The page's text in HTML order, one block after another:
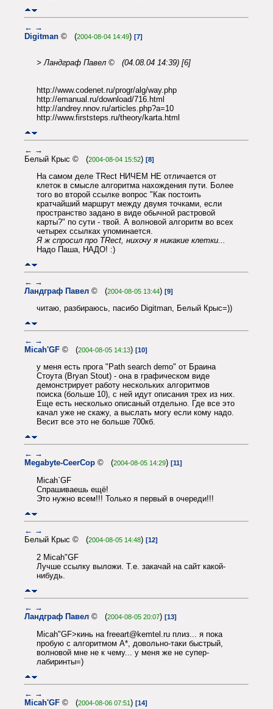
← →
Digitman © (2004-08-04 14:49) [7]
> Ландграф Павел © (04.08.04 14:39) [6]
http://www.codenet.ru/progr/alg/way.php
http://emanual.ru/download/716.html
http://andrey.nnov.ru/articles.php?a=10
http://www.firststeps.ru/theory/karta.html
← →
Белый Крыс © (2004-08-04 15:52) [8]
На самом деле TRect НИЧЕМ НЕ отличается от
клеток в смысле алгоритма нахождения пути. Более
того во второй ссылке вопрос "Как постоить
кратчайший маршрут между двумя точками, если
пространство задано в виде обычной растровой
карты?" по сути - твой. А волновой алгоритм во всех
четырех ссылках упоминается.
Я ж спросил про TRect, нихочу я никакие клетки...
Надо Паша, НАДО! :)
← →
Ландграф Павел © (2004-08-05 13:44) [9]
читаю, разбираюсь, пасибо Digitman, Белый Крыс=))
← →
Micah'GF © (2004-08-05 14:13) [10]
у меня есть прога "Path search demo" от Браина
Стоута (Bryan Stout) - она в графическом виде
демонстрирует работу нескольких алгоритмов
поиска (больше 10), с ней идут описания трех из них.
Еще есть несколько описаный отдельно. Где все это
качал уже не скажу, а выслать могу если кому надо.
Весит все это не больше 700кб.
← →
Megabyte-CeerCop © (2004-08-05 14:29) [11]
Micah`GF
Спрашиваешь ещё!
Это нужно всем!!! Только я первый в очереди!!!
← →
Белый Крыс © (2004-08-05 14:48) [12]
2 Micah"GF
Лучше ссылку выложи. Т.е. закачай на сайт какой-
нибудь.
← →
Ландграф Павел © (2004-08-05 20:07) [13]
Micah"GF>кинь на freeart@kemtel.ru плиз... я пока
пробую с алгоритмом A*, довольно-таки быстрый,
волновой мне не к чему... у меня же не супер-
лабиринты=)
← →
Micah'GF © (2004-08-06 07:51 ) [14]